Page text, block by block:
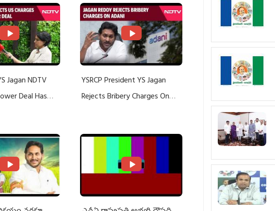
Jagan NDTV
Deal Has
YSRCP President YS Jagan
Rejects Bribery Charges On